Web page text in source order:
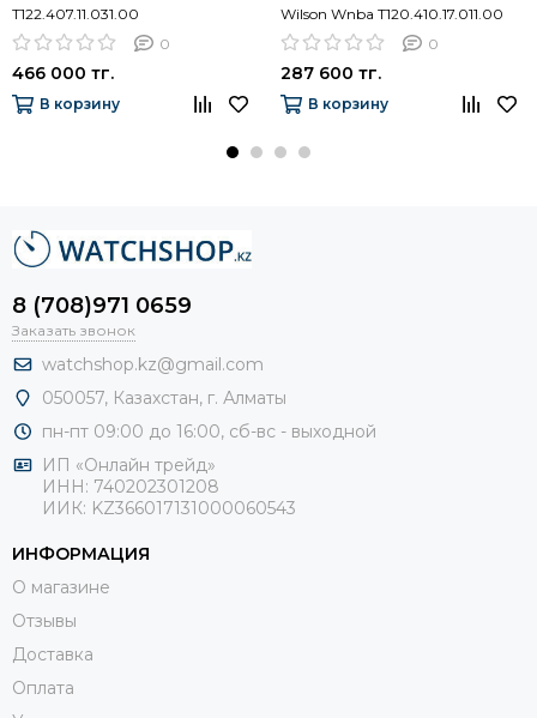
T122.407.11.031.00
0
466 000 тг.
В корзину
Wilson Wnba T120.410.17.011.00
0
287 600 тг.
В корзину
8 (708)971 0659
Заказать звонок
watchshop.kz@gmail.com
050057, Казахстан, г. Алматы
пн-пт 09:00 до 16:00, сб-вс - выходной
ИП «Онлайн трейд»
ИНН: 740202301208
ИИК: KZ366017131000060543
ИНФОРМАЦИЯ
О магазине
Отзывы
Доставка
Оплата